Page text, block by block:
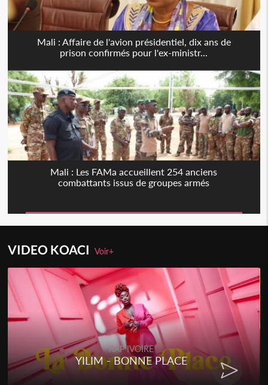
Mali : Affaire de l'avion présidentiel, dix ans de
prison confirmés pour l'ex-ministr...
Mali : Les FAMa accueillent 254 anciens
combattants issus de groupes armés
VIDEO KOACIVoir+
RAP IVOIRE
YILIM - BONNE PLACE